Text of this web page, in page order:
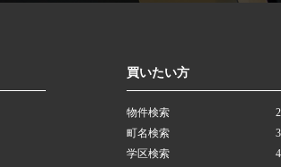
買いたい方
物件検索
町名検索
学区検索